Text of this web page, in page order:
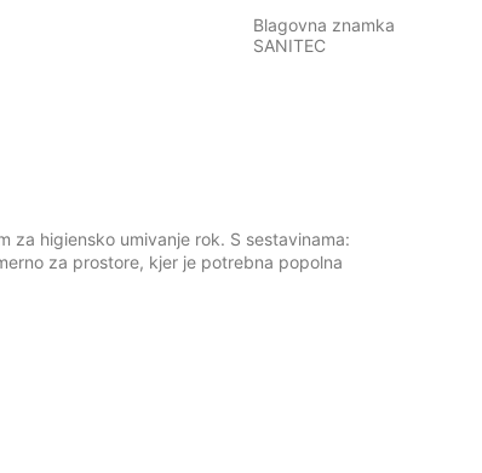
Blagovna znamka
SANITEC
za higiensko umivanje rok. S sestavinama:
za prostore, kjer je potrebna popolna